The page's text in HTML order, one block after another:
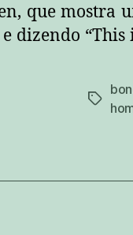
que mostra
e dizendo
tags